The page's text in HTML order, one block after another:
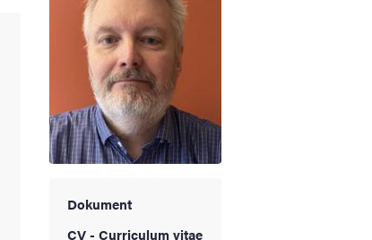
Dokument
CV - Curriculum vitae